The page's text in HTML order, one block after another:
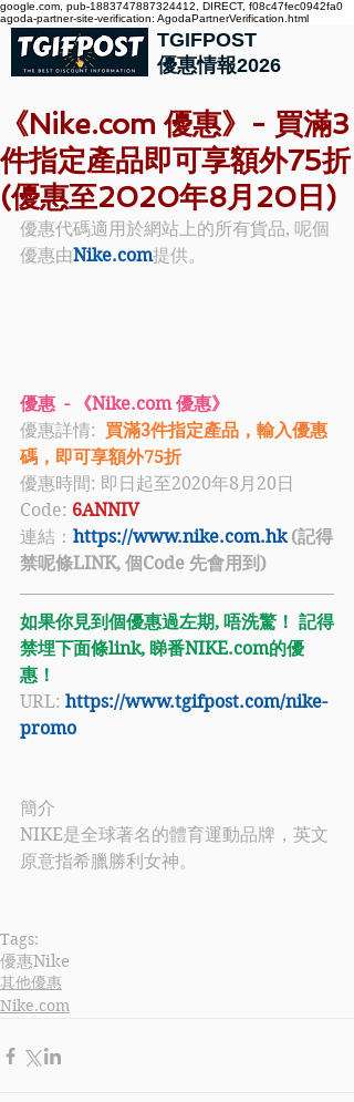
google.com, pub-1883747887324412, DIRECT, f08c47fec0942fa0
agoda-partner-site-verification: AgodaPartnerVerification.html
TGIFPOST
優惠情報2026
《Nike.com 優惠》- 買滿3
件指定產品即可享額外75折
(優惠至2020年8月20日)
優惠代碼適用於網站上的所有貨品, 呢個
優惠由Nike.com提供。
優惠  - 《Nike.com 優惠》
優惠詳情: 買滿3件指定產品，輸入優惠
碼，即可享額外75折
優惠時間: 即日起至2020年8月20日
Code: 6ANNIV
連結： https://www.nike.com.hk (記得
禁呢條LINK, 個Code 先會用到)
如果你見到個優惠過左期, 唔洗驚！ 記得
禁埋下面條link, 睇番NIKE.com的優
惠！
URL: https://www.tgifpost.com/nike-
promo
簡介
NIKE是全球著名的體育運動品牌，英文
原意指希臘勝利女神。
Tags:
優惠Nike
其他優惠
Nike.com